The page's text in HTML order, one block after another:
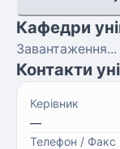
Кафедри
Завантаження...
Контакти
Керівник
—
Телефон / Факс